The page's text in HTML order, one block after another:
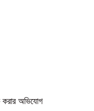
করার অভিযোগ